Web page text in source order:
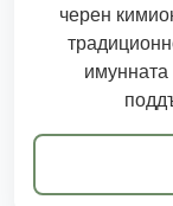
черен
имунната